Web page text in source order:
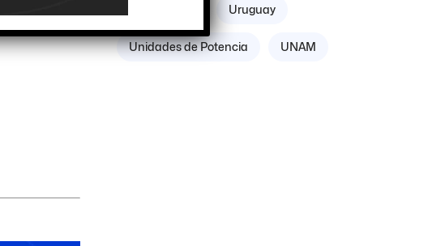
pedal
Si
Uruguay
Unidades de Potencia UNAM